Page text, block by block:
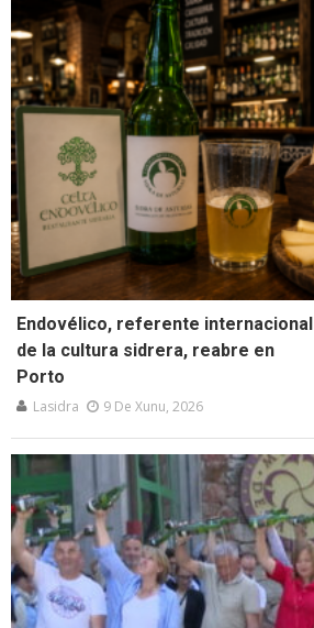
Endovélico, referente internacional
de la cultura sidrera, reabre en
Porto
Lasidra 9 De Xunu, 2026